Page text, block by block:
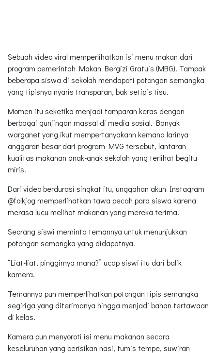
Sebuah video viral memperlihatkan isi menu makan dari
program pemerintah Makan Bergizi Gratuis (MBG). Tampak
beberapa siswa di sekolah mendapati potongan semangka
yang tipisnya nyaris transparan, bak setipis tisu.
Momen itu seketika menjadi tamparan keras dengan
berbagai gunjingan massal di media sosial. Banyak
warganet yang ikut mempertanyakann kemana larinya
anggaran besar dari program MVG tersebut, lantaran
kualitas makanan anak-anak sekolah yang terlihat begitu
miris.
Dari video berdurasi singkat itu, unggahan akun Instagram
@folkjog memperlihatkan tawa pecah para siswa karena
merasa lucu melihat makanan yang mereka terima.
Seorang siswi meminta temannya untuk menunjukkan
potongan semangka yang didapatnya.
“Liat-liat, pinggirnya mana?” ucap siswi itu dari balik
kamera.
Temannya pun memperlihatkan potongan tipis semangka
segiriga yang diterimanya hingga menjadi bahan tertawaan
di kelas.
Kamera pun menyoroti isi menu makanan secara
keseluruhan yang berisikan nasi, tumis tempe, suwiran